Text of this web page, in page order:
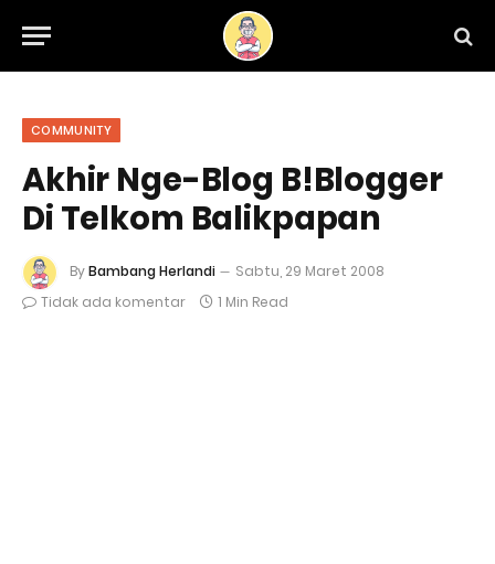
COMMUNITY
Akhir Nge-Blog B!Blogger
Di Telkom Balikpapan
ByBambang Herlandi
Sabtu, 29 Maret 2008
Tidak ada komentar
1 Min Read